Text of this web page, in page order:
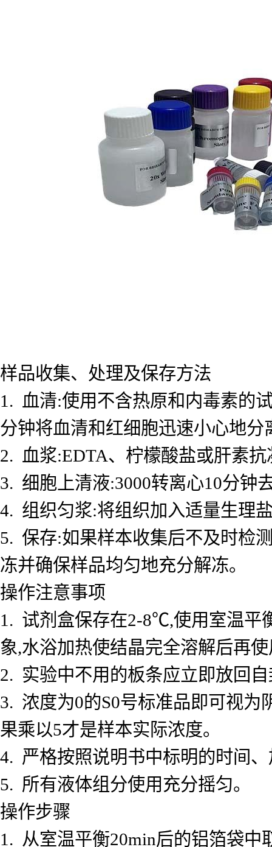
样品收集、处理及保存方法
1. 血清:使用不含热原和内毒素的
分钟将血清和红细胞迅速小心地分
2. 血浆:EDTA、柠檬酸盐或肝素
3. 细胞上清液:3000转离心10分钟
4. 组织匀浆:将组织加入适量生理
5. 保存:如果样本收集后不及时检
冻并确保样品均匀地充分解冻。
操作注意事项
1. 试剂盒保存在2-8℃,使用室温平
象,水浴加热使结晶完全溶解后再
2. 实验中不用的板条应立即放回
3. 浓度为0的S0号标准品即可视为
果乘以5才是样本实际浓度。
4. 严格按照说明书中标明的时间
5. 所有液体组分使用充分摇匀。
操作步骤
1. 从室温平衡20min后的铝箔袋